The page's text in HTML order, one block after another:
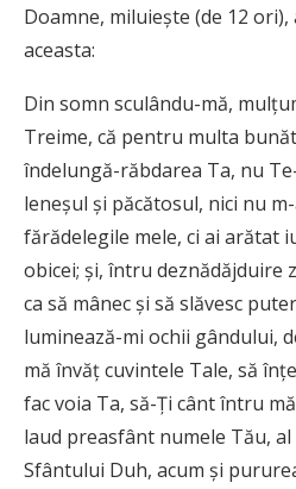
Doamne, miluiește (de 12
aceasta:
Din somn sculându-mă,
Treime, că pentru multa
îndelungă-răbdarea Ta, nu
leneșul și păcătosul, nici nu
fărădelegile mele, ci ai arătat
obicei; și, întru deznădăjduire
ca să mânec și să slăvesc
luminează-mi ochii gândului,
mă învăț cuvintele Tale, să
fac voia Ta, să-Ți cânt întru
laud preasfânt numele Tău,
Sfântului Duh, acum și